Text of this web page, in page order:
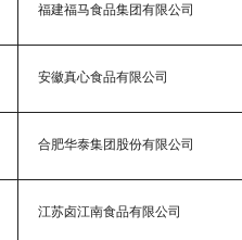
福建福马食品集团有限公司
安徽真心食品有限公司
合肥华泰集团股份有限公司
江苏卤江南食品有限公司